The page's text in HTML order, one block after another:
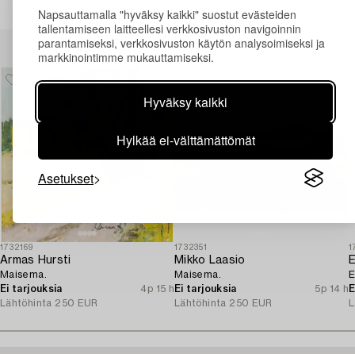
Napsauttamalla "hyväksy kaikki" suostut evästeiden
tallentamiseen laitteellesi verkkosivuston navigoinnin
parantamiseksi, verkkosivuston käytön analysoimiseksi ja
markkinointimme mukauttamiseksi.
Hyväksy kaikki
Hylkää ei-välttämättömät
Asetukset
Muiden katsomia kohteita
1732169
Armas Hursti
Maisema.
Ei tarjouksia
4p 15 h
Lähtöhinta 250 EUR
1732351
Mikko Laasio
Maisema.
Ei tarjouksia
5p 14 h
Lähtöhinta 250 EUR